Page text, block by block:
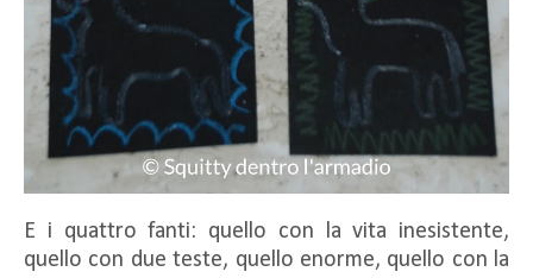
E i quattro fanti: quello con la vita inesistente,
quello con due teste, quello enorme, quello con la